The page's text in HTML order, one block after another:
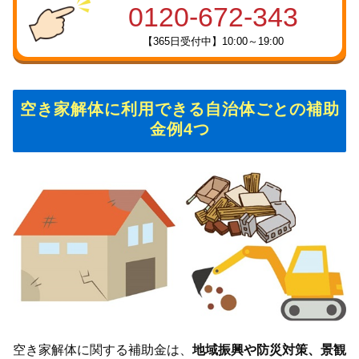
0120-672-343
【365日受付中】10:00～19:00
空き家解体に利用できる自治体ごとの補助
金例4つ
空き家解体に関する補助金は、 地域振興や防災対策、景観